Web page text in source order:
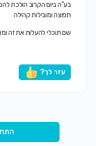
בע"ה ביום הקרוב הולכת
תפוצה ומובילות קהילה
שם תוכלי להעלות את זה
עזר לך?